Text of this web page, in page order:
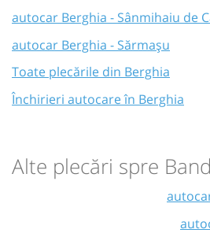
autocar Berghia - Sânmihaiu de
autocar Berghia - Sărmașu
Toate plecările din Berghia
Închirieri autocare în Berghia
Alte plecări spre Band